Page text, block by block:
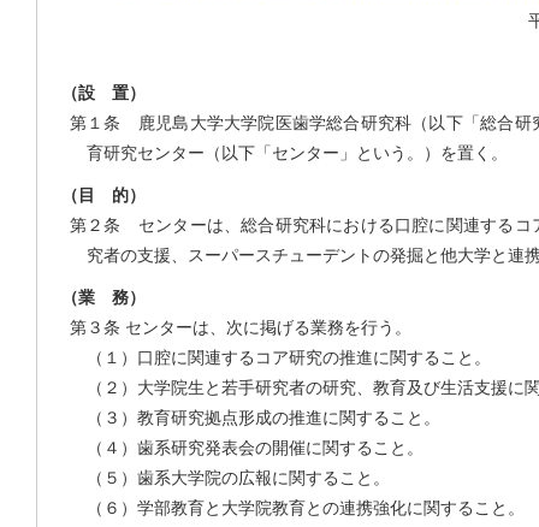
（設 置）
第１条 鹿児島大学大学院医歯学総合研究科（以下「総合研
育研究センター（以下「センター」という。）を置く。
（目 的）
第２条 センターは、総合研究科における口腔に関連するコ
究者の支援、スーパースチューデントの発掘と他大学と連
（業 務）
第３条 センターは、次に掲げる業務を行う。
（１）口腔に関連するコア研究の推進に関すること。
（２）大学院生と若手研究者の研究、教育及び生活支援に
（３）教育研究拠点形成の推進に関すること。
（４）歯系研究発表会の開催に関すること。
（５）歯系大学院の広報に関すること。
（６）学部教育と大学院教育との連携強化に関すること。